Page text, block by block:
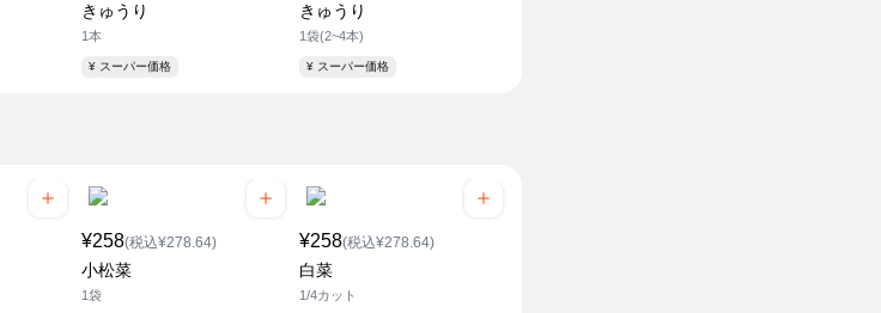
きゅうり
1本
¥ スーパー価格
きゅうり
1袋(2~4本)
¥ スーパー価格
¥258(税込¥278.64)
小松菜
1袋
¥258(税込¥278.64)
白菜
1/4カット